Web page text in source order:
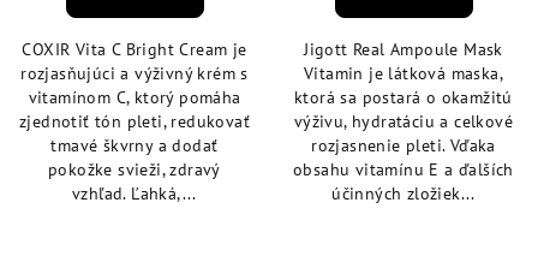
z
5
hviezdičiek.
COXIR Vita C Bright Cream je
rozjasňujúci a výživný krém s
vitamínom C, ktorý pomáha
zjednotiť tón pleti, redukovať
tmavé škvrny a dodať
pokožke svieži, zdravý
vzhľad. Ľahká,...
z
5
hviezdičiek.
Jigott Real Ampoule Mask
Vitamin je látková maska,
ktorá sa postará o okamžitú
výživu, hydratáciu a celkové
rozjasnenie pleti. Vďaka
obsahu vitamínu E a ďalších
účinných zložiek...